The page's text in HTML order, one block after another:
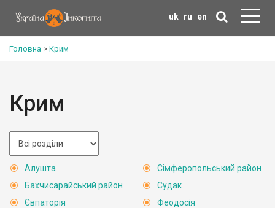
uk ru en
Головна > Крим
Крим
Алушта
Бахчисарайський район
Євпаторія
Сімферопольський район
Судак
Феодосія